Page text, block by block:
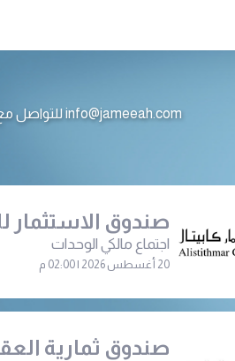
info@jameeah.com للتواصل مع فريق جمعية الرجاء ارسال رسالتك عبر البريد الالكتروني
صندوق الاستثمار
اجتماع مالكي الوحدات
20 أغسطس 2026 | 02:00 م
صندوق ثمارية